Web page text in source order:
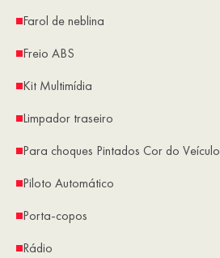
Farol de neblina
Freio ABS
Kit Multimídia
Limpador traseiro
Para choques Pintados Cor do Veículo
Piloto Automático
Porta-copos
Rádio